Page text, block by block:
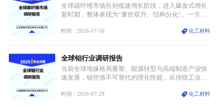
资源与产能、中国主导消费与技术、工艺向低碳湿法
迭代、再生镍加速补位”的全新格局。
全球碳纤维市场告别低速增长阶段，进入爆发式增长
新时期，整体表现为“量价双升、结构分化”。一方面
持续扩张；另一方面产品、需求、应用场景呈现明显
体规模扩张，高附加值领域与规模化工业应用形成两
大独立增长体系。
时间：2026-07-30 化工材料
全球钼行业调研报告
当前全球地缘格局重塑、能源转型与高端制造产业快
速发展，钼凭借不可替代的理化性能，从传统工业金
需格局重构、价值体系重估的新阶段。钼是典型难熔
时间：2026-07-29 化工材料